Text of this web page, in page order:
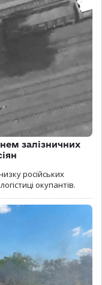
залізничних
російських
окупантів.